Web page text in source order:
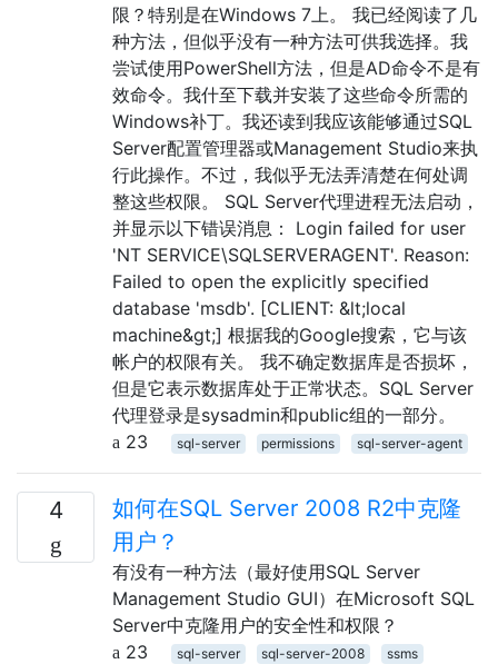
限？特别是在Windows 7上。 我已经阅读了几
种方法，但似乎没有一种方法可供我选择。我
尝试使用PowerShell方法，但是AD命令不是有
效命令。我什至下载并安装了这些命令所需的
Windows补丁。我还读到我应该能够通过SQL
Server配置管理器或Management Studio来执
行此操作。不过，我似乎无法弄清楚在何处调
整这些权限。 SQL Server代理进程无法启动，
并显示以下错误消息： Login failed for user
'NT SERVICE\SQLSERVERAGENT'. Reason:
Failed to open the explicitly specified
database 'msdb'. [CLIENT: &lt;local
machine&gt;] 根据我的Google搜索，它与该
帐户的权限有关。 我不确定数据库是否损坏，
但是它表示数据库处于正常状态。SQL Server
代理登录是sysadmin和public组的一部分。
23
sql-server permissions sql-server-agent
4
如何在SQL Server 2008 R2中克隆
用户？
有没有一种方法（最好使用SQL Server
Management Studio GUI）在Microsoft SQL
Server中克隆用户的安全性和权限？
23
sql-server sql-server-2008
ssms